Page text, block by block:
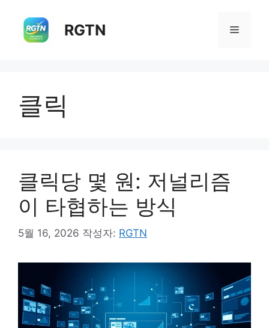
RGTN 메
클릭
클릭당 몇 원: 저널리즘
이 타협하는 방식
5월 16, 2026 작성자: RGTN